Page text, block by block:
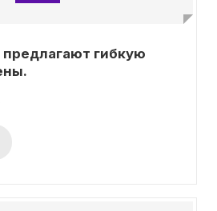
предлагают гибкую